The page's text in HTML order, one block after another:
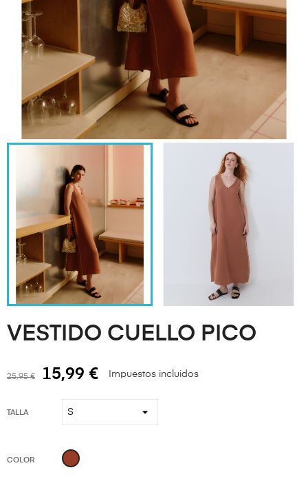
VESTIDO CUELLO PICO
25,95 € 15,99 € Impuestos incluidos
TALLA
COLOR TEJA